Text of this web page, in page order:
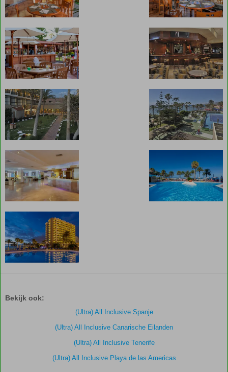
door
Bekijk ook:
(Ultra) All Inclusive Spanje
(Ultra) All Inclusive Canarische Eilanden
(Ultra) All Inclusive Tenerife
(Ultra) All Inclusive Playa de las Americas